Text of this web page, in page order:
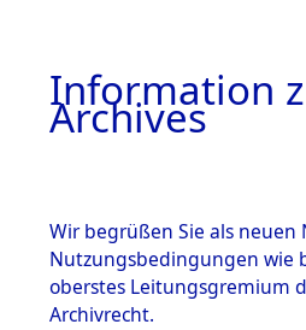
Information
Archives
Wir begrüßen Sie als neuen
Nutzungsbedingungen wie
oberstes Leitungsgremium
Archivrecht.